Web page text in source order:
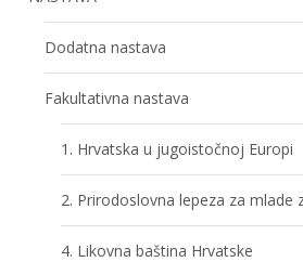
Dodatna nastava
Fakultativna nastava
1. Hrvatska u jugoistočnoj Europi
2. Prirodoslovna lepeza za mlade
4. Likovna baština Hrvatske